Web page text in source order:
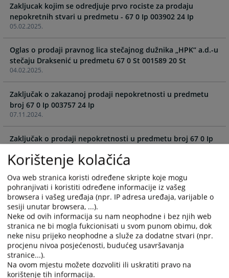
forward
to
interact
with
the
calendar
and
select
a
date.
Press
the
question
mark
key
to
get
the
keyboard
shortcuts
for
changing
dates.
forward
to
with
the
calendar
select
a
date.
the
question
mark
key
to
get
the
keyboard
shortcuts
for
changing
05.02.2025.
Zakljucak kojim se odredjuje prvo rociste za prodaju
nepokretnih stvari u predmetu - 67 0 Ip 003902 24 Ip
04.02.2025.
Oglas o prodaji pravnog lica stečajnog dužnika „HPK“ a.d.-u
stečaju Draksenić u predmetu 67 0 St 001589 20 St
07.11.2024.
Zaključak o zakazanoj prodaji nepokretnosti u predmetu
broj 67 0 Ip 003757 24 Ip
26.08.2024.
Zaključak o prodaji nepokretnosti u predmetu broj 67 0 Ip
11.06.2024.
Zaključak o zakazanoj prodaji nepokretnosti u predmetu
broj 67 0 Ps 123525 23 Ip
29.12.2021.
Zaključak kojim se određuje prvo ročište za prodaju
nepokretnih stvari broj 67 0 Ps 098351 20 Ip 2
Zaključak kojim se određuje prvo ročište za prodaju
Korištenje kolačića
Ova web stranica koristi određene skripte koje mogu
pohranjivati i koristiti određene informacije iz vašeg
browsera i vašeg uređaja (npr. IP adresa uređaja, varijable o
sesiji unutar browsera, ...).
Neke od ovih informacija su nam neophodne i bez njih web
stranica ne bi mogla fukcionisati u svom punom obimu, dok
neke nisu prijeko neophodne a služe za dodatne stvari (npr.
procjenu nivoa posjećenosti, budućeg usavršavanja
stranice...).
Na ovom mjestu možete dozvoliti ili uskratiti pravo na
korištenje tih informacija.